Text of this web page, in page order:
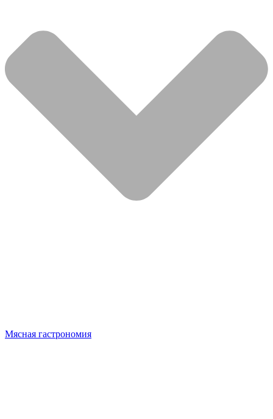
Мясная гастрономия